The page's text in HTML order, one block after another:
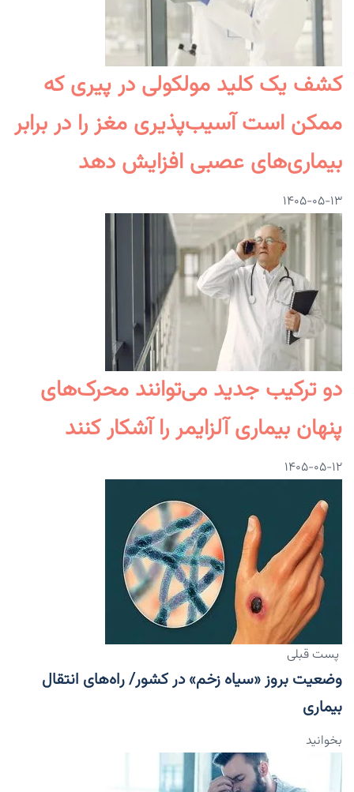
کشف یک کلید مولکولی در پیری که
ممکن است آسیب‌پذیری مغز را در برابر
بیماری‌های عصبی افزایش دهد
۱۴۰۵-۰۵-۱۳
دو ترکیب جدید می‌توانند محرک‌های
پنهان بیماری آلزایمر را آشکار کنند
۱۴۰۵-۰۵-۱۲
پست قبلی
وضعیت بروز «سیاه زخم» در کشور/ راه‌های انتقال
بیماری
بخوانید